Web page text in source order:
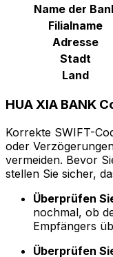
Name der
Filialname
Adresse
Stadt
Land
HUA XIA BANK
Korrekte SWIFT-
oder
vermeiden. Bevor
stellen Sie sicher,
Überprüfen
nochmal, ob
Empfängers
Überprüfen